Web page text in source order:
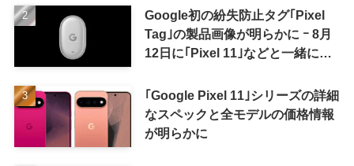
Google初の紛失防止タグ｢Pixel
Tag｣の製品画像が明らかに ｰ 8月
12日に｢Pixel 11｣などと一緒に発
｢Google Pixel 11｣シリーズの詳細
なスペックと全モデルの価格情報
が明らかに